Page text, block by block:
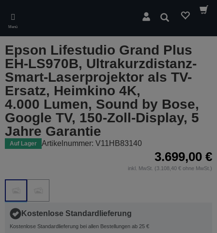
main
content
Menü
Suchen
Epson Lifestudio Grand Plus
EH-LS970B, Ultrakurzdistanz-
Smart-Laserprojektor als TV-
Ersatz, Heimkino 4K,
4.000 Lumen, Sound by Bose,
Google TV, 150-Zoll-Display, 5
Jahre Garantie
Auf Lager Artikelnummer: V11HB83140
3.699,00 €
inkl. MwSt. (3.108,40 € ohne MwSt.)
Kostenlose Standardlieferung
Kostenlose Standardlieferung bei allen Bestellungen ab 25 €